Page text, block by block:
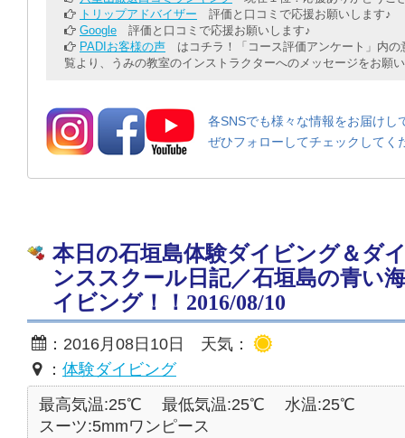
トリップアドバイザー 評価と口コミで応援お願いします♪
Google 評価と口コミで応援お願いします♪
PADIお客様の声 はコチラ！「コース評価アンケート」内の
覧より、うみの教室のインストラクターへのメッセージをお願
各SNSでも様々な情報をお届けし
ぜひフォローしてチェックしてく
本日の石垣島体験ダイビング＆ダ
ンススクール日記／石垣島の青い
イビング！！2016/08/10
：2016月08日10日 天気：
： 体験ダイビング
最高気温:25℃
最低気温:25℃
水温:25℃
スーツ:5mmワンピース